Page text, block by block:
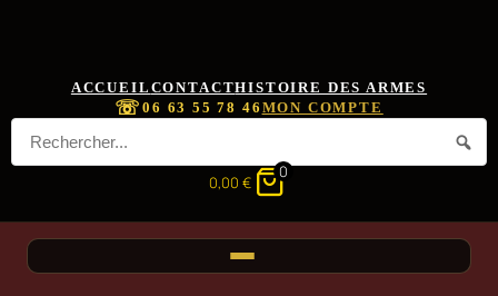
ACCUEIL CONTACTHISTOIRE DES ARMES
☏06 63 55 78 46 MON COMPTE
0,00 €
0